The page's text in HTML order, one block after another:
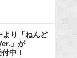
より「ねんど
」が
中！